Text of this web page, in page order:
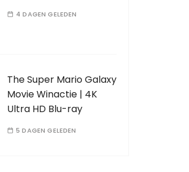
4 DAGEN GELEDEN
The Super Mario Galaxy
Movie Winactie | 4K
Ultra HD Blu-ray
5 DAGEN GELEDEN